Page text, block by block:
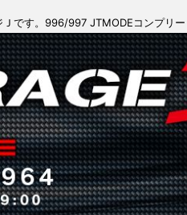
です。996/997 JTMODEコンプリ